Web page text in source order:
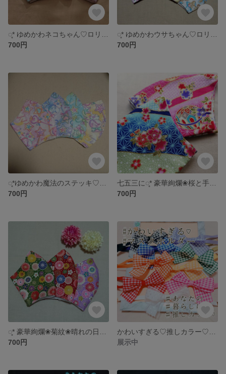
700円
700円
700円
700円
700円
展示中